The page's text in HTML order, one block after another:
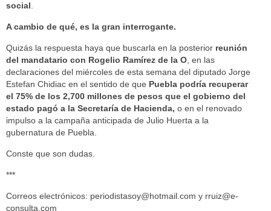
social.
A cambio de qué, es la gran interrogante.
Quizás la respuesta haya que buscarla en la posterior reunión
del mandatario con Rogelio Ramírez de la O, en las
declaraciones del miércoles de esta semana del diputado Jorge
Estefan Chidiac en el sentido de que Puebla podría recuperar
el 75% de los 2,700 millones de pesos que el gobierno del
estado pagó a la Secretaría de Hacienda, o en el renovado
impulso a la campaña anticipada de Julio Huerta a la
gubernatura de Puebla.
Conste que son dudas.
***
Correos electrónicos: periodistasoy@hotmail.com y rruiz@e-
consulta.com